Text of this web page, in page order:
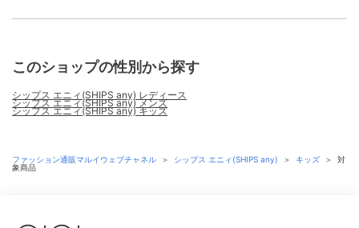
このショップの性別から探す
シップス エニィ(SHIPS any) レディース
シップス エニィ(SHIPS any) メンズ
シップス エニィ(SHIPS any) キッズ
ファッション通販マルイウェブチャネル ＞ シップス エニィ(SHIPS any) ＞ キッズ ＞
対
象商品